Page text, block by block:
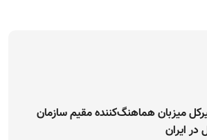
میزبان هماهنگ‌کننده مقیم سازمان
در ایران